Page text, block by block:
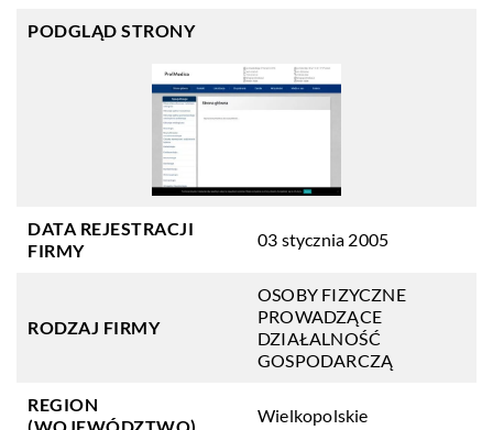
PODGLĄD STRONY
DATA REJESTRACJI
FIRMY
03 stycznia 2005
RODZAJ FIRMY
OSOBY FIZYCZNE
PROWADZĄCE
DZIAŁALNOŚĆ
GOSPODARCZĄ
REGION
Wielkopolskie